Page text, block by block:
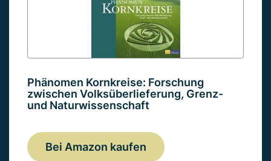
Phänomen Kornkreise: Forschung
zwischen Volksüberlieferung, Grenz-
und Naturwissenschaft
Bei Amazon kaufen